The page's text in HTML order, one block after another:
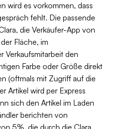
wird es vorkommen, dass
fehlt. Die passende
die Verkäufer-App von
Fläche, im
Verkaufsmitarbeit den
Farbe oder Größe direkt
(oftmals mit Zugriff auf die
Artikel wird per Express
sich den Artikel im Laden
berichten von